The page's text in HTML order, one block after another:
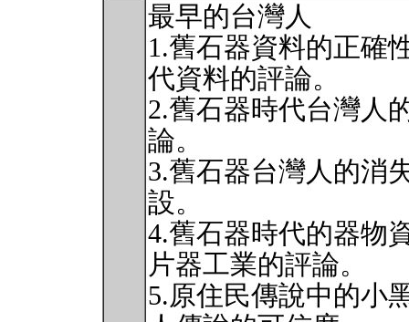
最早的台灣人
1.舊石器資料的正確
代資料的評論。
2.舊石器時代台灣人
論。
3.舊石器台灣人的消
設。
4.舊石器時代的器物
片器工業的評論。
5.原住民傳說中的小